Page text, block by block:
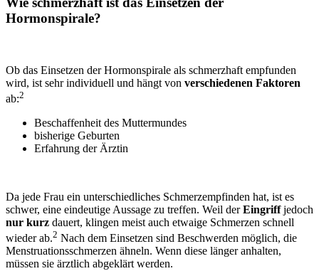
Hormonspirale?
Ob das Einsetzen derHormonspirale als schmerzhaft empfunden
wird, ist sehr individuell und hängt von verschiedenen Faktoren
ab:2
Beschaffenheit des Muttermundes
bisherige Geburten
Erfahrung der Ärztin
Da jede Frau ein unterschiedliches Schmerzempfinden hat, ist es
schwer, eine eindeutige Aussage zu treffen. Weil derEingriffjedoch
nur kurz dauert, klingen meist auch etwaige Schmerzen schnell
wieder ab.2 Nach dem Einsetzen sind Beschwerden möglich, die
Menstruationsschmerzen ähneln. Wenn diese länger anhalten,
müssen sie ärztlich abgeklärt werden.